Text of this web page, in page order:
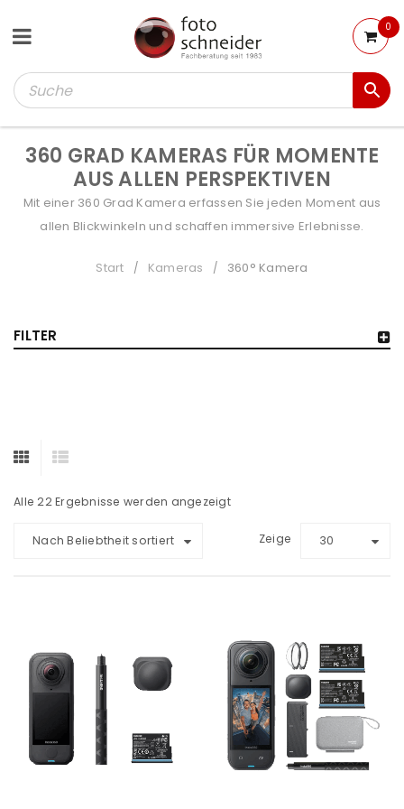
0
360 GRAD KAMERAS FÜR MOMENTE
AUS ALLEN PERSPEKTIVEN
Mit einer 360 Grad Kamera erfassen Sie jeden Moment aus
allen Blickwinkeln und schaffen immersive Erlebnisse.
Start / Kameras / 360° Kamera
FILTER
Alle 22 Ergebnisse werden angezeigt
Nach Beliebtheit sortiert Zeige 30